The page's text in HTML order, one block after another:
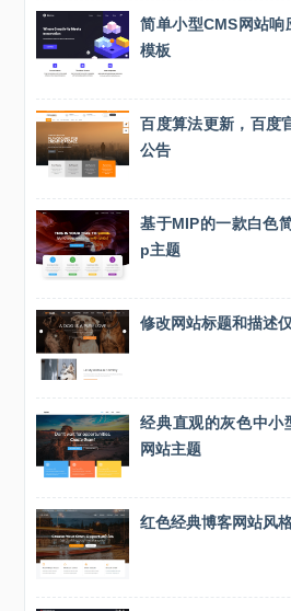
简单小型CMS网站
模板
百度算法更新，百度
公告
基于MIP的一款白色
p主题
修改网站标题和描述
经典直观的灰色中
网站主题
红色经典博客网站风